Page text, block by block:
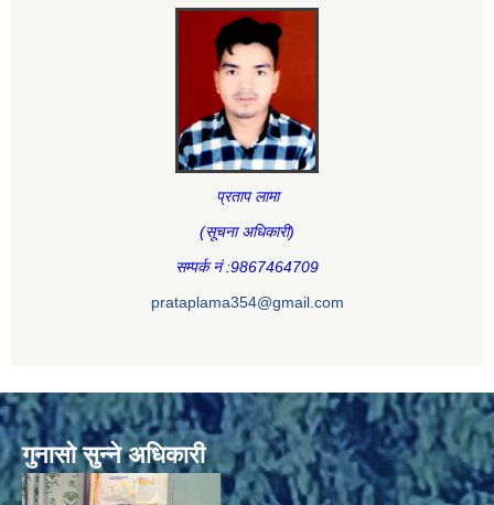
प्रताप लामा
(सूचना अधिकारी)
सम्पर्क नं :9867464709
prataplama354@gmail.com
गुनासो सुन्ने अधिकारी